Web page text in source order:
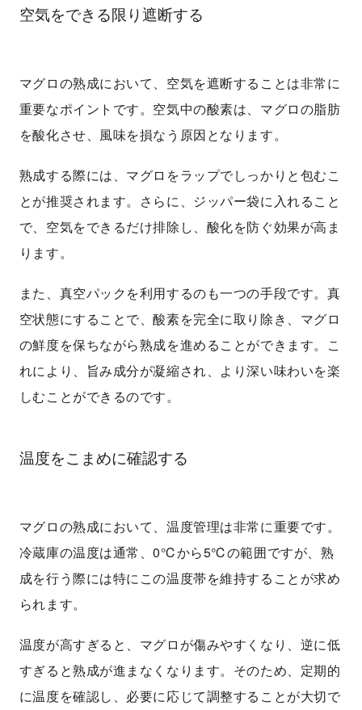
空気をできる限り遮断する
マグロの熟成において、空気を遮断することは非常に
重要なポイントです。空気中の酸素は、マグロの脂肪
を酸化させ、風味を損なう原因となります。
熟成する際には、マグロをラップでしっかりと包むこ
とが推奨されます。さらに、ジッパー袋に入れること
で、空気をできるだけ排除し、酸化を防ぐ効果が高ま
ります。
また、真空パックを利用するのも一つの手段です。真
空状態にすることで、酸素を完全に取り除き、マグロ
の鮮度を保ちながら熟成を進めることができます。こ
れにより、旨み成分が凝縮され、より深い味わいを楽
しむことができるのです。
温度をこまめに確認する
マグロの熟成において、温度管理は非常に重要です。
冷蔵庫の温度は通常、0℃から5℃の範囲ですが、熟
成を行う際には特にこの温度帯を維持することが求め
られます。
温度が高すぎると、マグロが傷みやすくなり、逆に低
すぎると熟成が進まなくなります。そのため、定期的
に温度を確認し、必要に応じて調整することが大切で